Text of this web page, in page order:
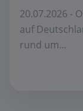
20.07.2026 -
auf
rund um...